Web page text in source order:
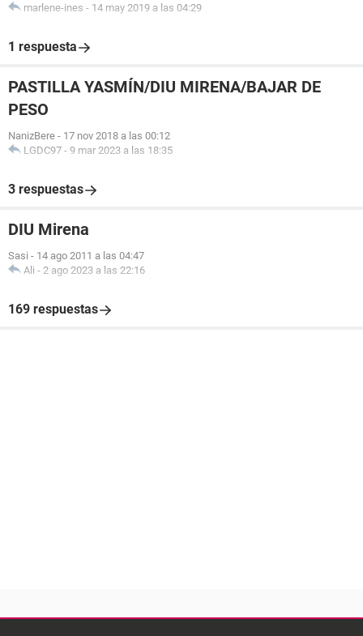
marlene-ines - 14 may 2019 a las 04:29
1 respuesta
PASTILLA YASMÍN/DIU MIRENA/BAJAR DE
PESO
NanizBere - 17 nov 2018 a las 00:12
LGDC97 - 9 mar 2023 a las 18:35
3 respuestas
DIU Mirena
Sasi - 14 ago 2011 a las 04:47
Ali - 2 ago 2023 a las 22:16
169 respuestas